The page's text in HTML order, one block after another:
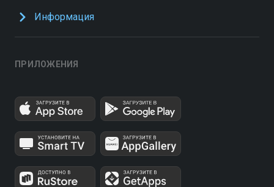
Информация
ПРИЛОЖЕНИЯ